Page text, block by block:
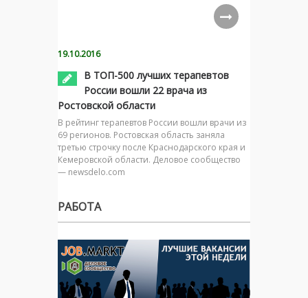
19.10.2016
В ТОП-500 лучших терапевтов
России вошли 22 врача из
Ростовской области
В рейтинг терапевтов России вошли врачи из
69 регионов. Ростовская область заняла
третью строчку после Краснодарского края и
Кемеровской области. Деловое сообщество
— newsdelo.com
РАБОТА